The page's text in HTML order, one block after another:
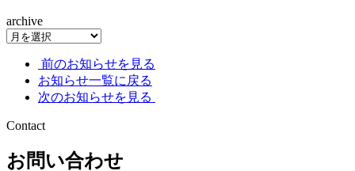
archive
前のお知らせを見る
お知らせ一覧に戻る
次のお知らせを見る
Contact
お問い合わせ